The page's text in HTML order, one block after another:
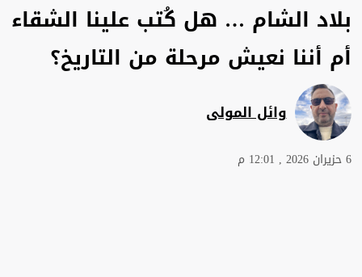
بلاد الشام … هل كُتب علينا الشقاء
أم أننا نعيش مرحلة من التاريخ؟
وائل المولى
6 حزيران 2026 , 12:01 م